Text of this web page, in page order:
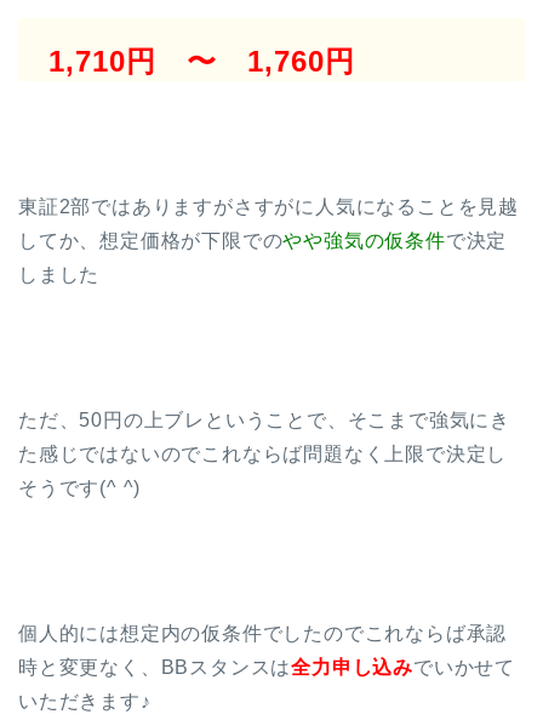
1,710円 〜 1,760円
東証2部ではありますがさすがに人気になることを見越
してか、想定価格が下限でのやや強気の仮条件で決定
しました
ただ、50円の上ブレということで、そこまで強気にき
た感じではないのでこれならば問題なく上限で決定し
そうです(^ ^)
個人的には想定内の仮条件でしたのでこれならば承認
時と変更なく、BBスタンスは全力申し込みでいかせて
いただきます♪